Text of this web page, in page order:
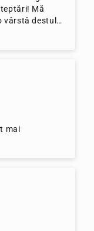
Mă
vârstă destul
cu chestiile
mai